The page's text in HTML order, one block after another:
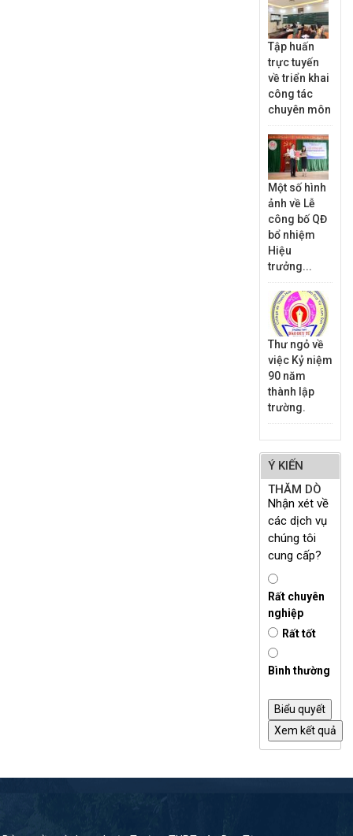
Tập huấn
trực tuyến
về triển khai
công tác
chuyên môn
Một số hình
ảnh về Lễ
công bố QĐ
bổ nhiệm
Hiệu
trưởng...
Thư ngỏ về
việc Kỷ niệm
90 năm
thành lập
trường.
Ý KIẾN
THĂM DÒ
Nhận xét về
các dịch vụ
chúng tôi
cung cấp?
Rất chuyên
nghiệp
Rất tốt
Bình thường